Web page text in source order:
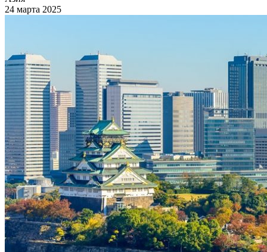
24 марта 2025